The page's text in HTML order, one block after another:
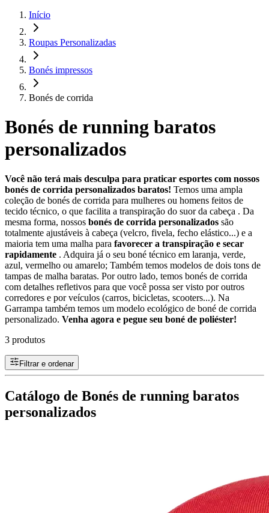
Início
Roupas Personalizadas
Bonés impressos
Bonés de corrida
Bonés de running baratos
personalizados
Você não terá mais desculpa para praticar esportes com nossos
bonés de corrida personalizados baratos! Temos uma ampla
coleção de bonés de corrida para mulheres ou homens feitos de
tecido técnico, o que facilita a transpiração do suor da cabeça . Da
mesma forma, nossos bonés de corrida personalizados são
totalmente ajustáveis à cabeça (velcro, fivela, fecho elástico...) e a
maioria tem uma malha para favorecer a transpiração e secar
rapidamente . Adquira já o seu boné técnico em laranja, verde,
azul, vermelho ou amarelo; Também temos modelos de dois tons de
tampas de malha baratas. Por outro lado, temos bonés de corrida
com detalhes refletivos para que você possa ser visto por outros
corredores e por veículos (carros, bicicletas, scooters...). Na
Garrampa também temos um modelo ecológico de boné de corrida
personalizado. Venha agora e pegue seu boné de poliéster!
3 produtos
Filtrar e ordenar
Catálogo de Bonés de running baratos
personalizados